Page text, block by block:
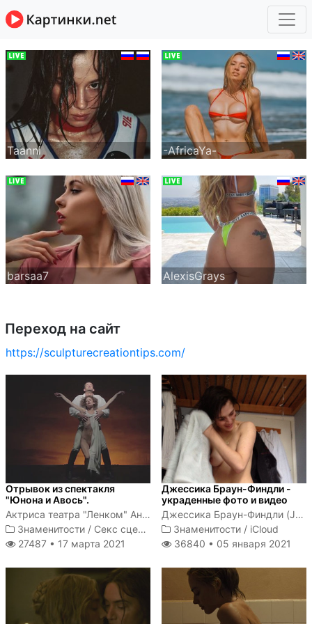
Taanni -AfricaYa-
barsaa7 AlexisGrays
Переход на сайт
https://sculpturecreationtips.com/
Отрывок из спектакля
"Юнона и Авось".
Актриса театра "Ленком" Анна Зайкова голышом ходит по сцене
Знаменитости / Секс сцены
27487 • 17 марта 2021
Джессика Браун-Финдли -
украденные фото и видео
Джессика Браун-Финдли (Jessica Brown-Findlay) - британская актриса, получившая известность после исполнения роли леди Сибил...
Знаменитости / iCloud
36840 • 05 января 2021